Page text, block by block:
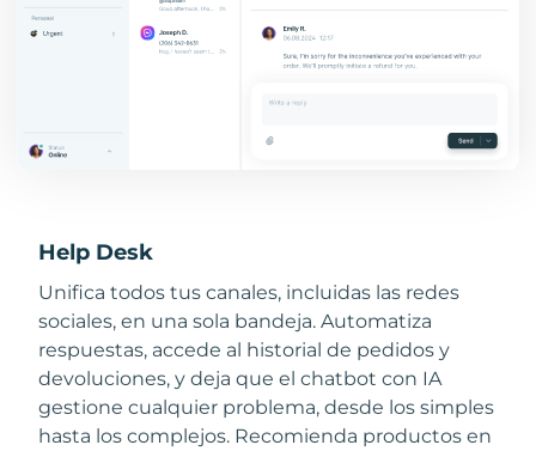
Help Desk
Unifica todos tus canales, incluidas las redes
sociales, en una sola bandeja. Automatiza
respuestas, accede al historial de pedidos y
devoluciones, y deja que el chatbot con IA
gestione cualquier problema, desde los simples
hasta los complejos. Recomienda productos en